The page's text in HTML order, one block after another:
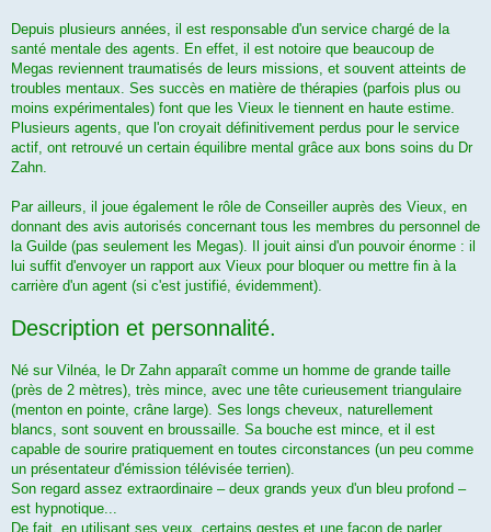
Depuis plusieurs années, il est responsable d'un service chargé de la
santé mentale des agents. En effet, il est notoire que beaucoup de
Megas reviennent traumatisés de leurs missions, et souvent atteints de
troubles mentaux. Ses succès en matière de thérapies (parfois plus ou
moins expérimentales) font que les Vieux le tiennent en haute estime.
Plusieurs agents, que l'on croyait définitivement perdus pour le service
actif, ont retrouvé un certain équilibre mental grâce aux bons soins du Dr
Zahn.
Par ailleurs, il joue également le rôle de Conseiller auprès des Vieux, en
donnant des avis autorisés concernant tous les membres du personnel de
la Guilde (pas seulement les Megas). Il jouit ainsi d'un pouvoir énorme : il
lui suffit d'envoyer un rapport aux Vieux pour bloquer ou mettre fin à la
carrière d'un agent (si c'est justifié, évidemment).
Description et personnalité.
Né sur Vilnéa, le Dr Zahn apparaît comme un homme de grande taille
(près de 2 mètres), très mince, avec une tête curieusement triangulaire
(menton en pointe, crâne large). Ses longs cheveux, naturellement
blancs, sont souvent en broussaille. Sa bouche est mince, et il est
capable de sourire pratiquement en toutes circonstances (un peu comme
un présentateur d'émission télévisée terrien).
Son regard assez extraordinaire – deux grands yeux d'un bleu profond –
est hypnotique...
De fait, en utilisant ses yeux, certains gestes et une façon de parler